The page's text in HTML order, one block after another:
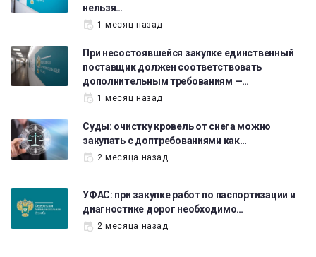
нельзя…
1 месяц назад
При несостоявшейся закупке единственный
поставщик должен соответствовать
дополнительным требованиям —…
1 месяц назад
Суды: очистку кровель от снега можно
закупать с доптребованиями как…
2 месяца назад
УФАС: при закупке работ по паспортизации и
диагностике дорог необходимо…
2 месяца назад